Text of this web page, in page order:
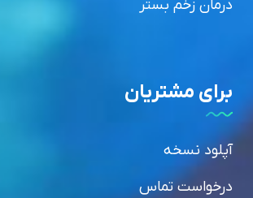
درمان زخم بستر
برای مشتریان
آپلود نسخه
درخواست تماس